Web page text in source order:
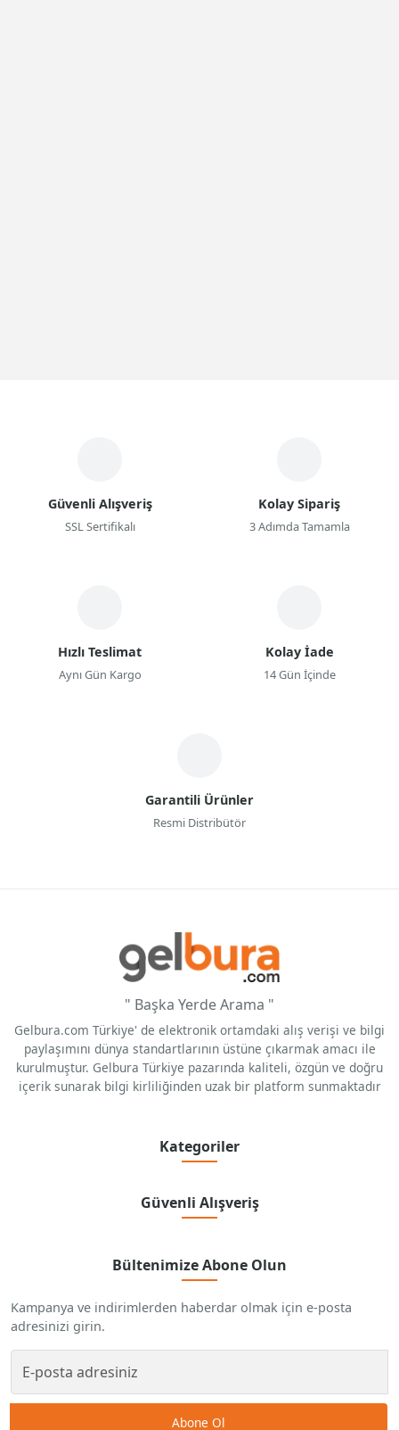
Güvenli Alışveriş
SSL Sertifikalı
Kolay Sipariş
3 Adımda Tamamla
Hızlı Teslimat
Aynı Gün Kargo
Kolay İade
14 Gün İçinde
Garantili Ürünler
Resmi Distribütör
" Başka Yerde Arama "
Gelbura.com Türkiye' de elektronik ortamdaki alış verişi ve bilgi
paylaşımını dünya standartlarının üstüne çıkarmak amacı ile
kurulmuştur. Gelbura Türkiye pazarında kaliteli, özgün ve doğru
içerik sunarak bilgi kirliliğinden uzak bir platform sunmaktadır
Kategoriler
Güvenli Alışveriş
Bültenimize Abone Olun
Kampanya ve indirimlerden haberdar olmak için e-posta
adresinizi girin.
Abone Ol